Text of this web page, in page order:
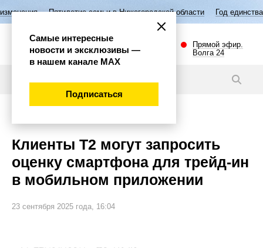
семьи в Нижегородской области Год единства народов
Прямой эфир.
Волга 24
Клиенты Т2 могут запросить
оценку смартфона для трейд-ин
в мобильном приложении
23 сентября 2025 года, 16:04
Самые интересные
новости и эксклюзивы —
в нашем канале МАХ
Подписаться